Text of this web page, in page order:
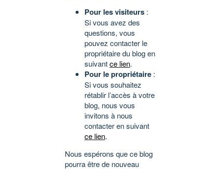
Pour les visiteurs :
Si vous avez des
questions, vous
pouvez contacter le
propriétaire du blog en
suivantce lien.
Pour le propriétaire :
Si vous souhaitez
rétablir l’accès à votre
blog, nous vous
invitons à nous
contacter en suivant
ce lien.
Nous espérons que ce blog
pourra être de nouveau